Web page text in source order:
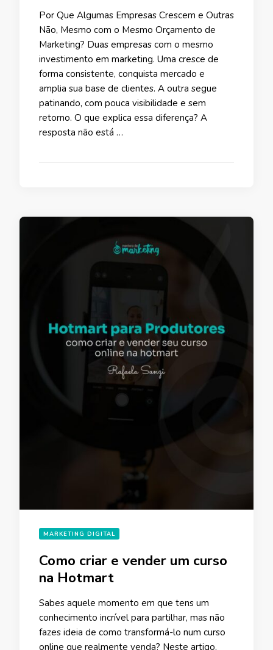
Por Que Algumas Empresas Crescem e Outras
Não, Mesmo com o Mesmo Orçamento de
Marketing? Duas empresas com o mesmo
investimento em marketing. Uma cresce de
forma consistente, conquista mercado e
amplia sua base de clientes. A outra segue
patinando, com pouca visibilidade e sem
retorno. O que explica essa diferença? A
resposta não está …
MARKETING DIGITAL
Como criar e vender um curso
na Hotmart
Sabes aquele momento em que tens um
conhecimento incrível para partilhar, mas não
fazes ideia de como transformá-lo num curso
online que realmente venda? Neste artigo,